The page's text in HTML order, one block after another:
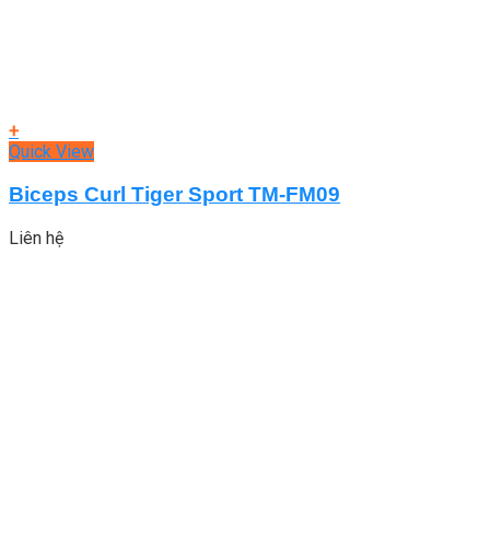
+
Quick View
Biceps Curl Tiger Sport TM-FM09
Liên hệ